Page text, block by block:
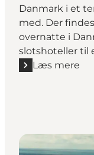
Danmark i et
med. Der
overnatte i
slotshoteller til
Læs mere
Læs mere